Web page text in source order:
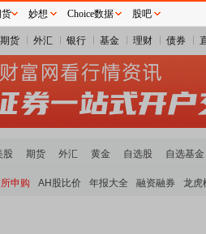
期货 外汇 银行 基金 理财 债券
股 期货 外汇 黄金 自选股 自选基金
申购 AH股比价 年报大全 融资融券 龙虎
妙想 Choice数据 股吧